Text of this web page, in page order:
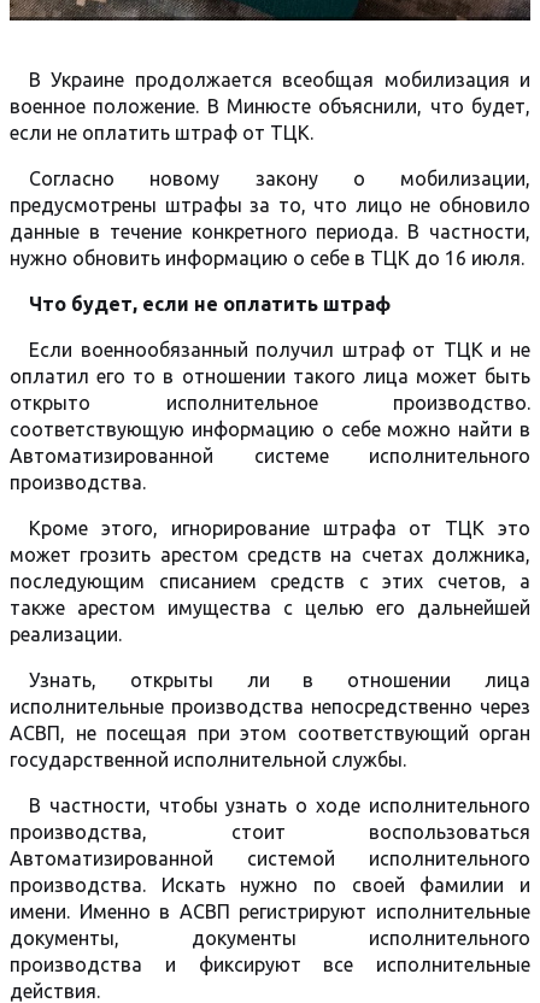
В Украине продолжается всеобщая мобилизация и
военное положение. В Минюсте объяснили, что будет,
если не оплатить штраф от ТЦК.
Согласно новому закону о мобилизации,
предусмотрены штрафы за то, что лицо не обновило
данные в течение конкретного периода. В частности,
нужно обновить информацию о себе в ТЦК до 16 июля.
Что будет, если не оплатить штраф
Если военнообязанный получил штраф от ТЦК и не
оплатил его то в отношении такого лица может быть
открыто исполнительное производство.
соответствующую информацию о себе можно найти в
Автоматизированной системе исполнительного
производства.
Кроме этого, игнорирование штрафа от ТЦК это
может грозить арестом средств на счетах должника,
последующим списанием средств с этих счетов, а
также арестом имущества с целью его дальнейшей
реализации.
Узнать, открыты ли в отношении лица
исполнительные производства непосредственно через
АСВП, не посещая при этом соответствующий орган
государственной исполнительной службы.
В частности, чтобы узнать о ходе исполнительного
производства, стоит воспользоваться
Автоматизированной системой исполнительного
производства. Искать нужно по своей фамилии и
имени. Именно в АСВП регистрируют исполнительные
документы, документы исполнительного
производства и фиксируют все исполнительные
действия.